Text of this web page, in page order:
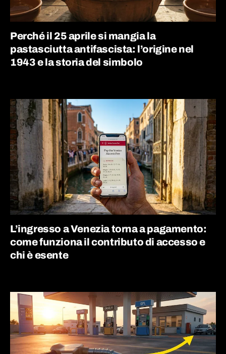
Perché il 25 aprile si mangia la
pastasciutta antifascista: l’origine nel
1943 e la storia del simbolo
L’ingresso a Venezia torna a pagamento:
come funziona il contributo di accesso e
chi è esente